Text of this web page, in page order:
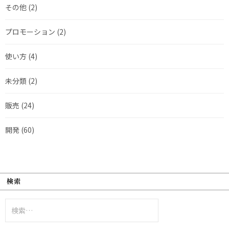
その他 (2)
プロモーション (2)
使い方 (4)
未分類 (2)
販売 (24)
開発 (60)
検索
索: